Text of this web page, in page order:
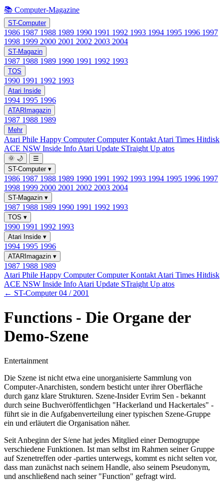
📚 Computer-Magazine
ST-Computer
1986 1987 1988 1989 1990 1991 1992 1993 1994 1995 1996 1997
1998 1999 2000 2001 2002 2003 2004
ST-Magazin
1987 1988 1989 1990 1991 1992 1993
TOS
1990 1991 1992 1993
Atari Inside
1994 1995 1996
ATARImagazin
1987 1988 1989
Mehr
Atari Phile Happy ComputerComputer Kontakt Atari Times Hitdisk
ACE NSW Inside Info Atari Update STraight Up atos
🌞 🌙
☰
ST-Computer ▾
1986 1987 1988 1989 1990 1991 1992 1993 1994 1995 1996 1997
1998 1999 2000 2001 2002 2003 2004
ST-Magazin ▾
1987 1988 1989 1990 1991 1992 1993
TOS ▾
1990 1991 1992 1993
Atari Inside ▾
1994 1995 1996
ATARImagazin ▾
1987 1988 1989
Atari Phile Happy ComputerComputer Kontakt Atari Times Hitdisk
ACE NSW Inside Info Atari Update STraight Up atos
← ST-Computer 04 / 2001
Functions - Die Organe der
Demo-Szene
Entertainment
Die Szene ist nicht etwa eine unorganisierte Sammlung von
Computer-Anarchisten, sondern besticht unter ihrer Oberfläche
durch ganz klare Strukturen. Szene-Insider Evrim Sen - bekannt
durch seine Buchveröffentlichgen "Hackerland und Hackertales" -
führt sie in die Aufgabenverteilung einer typischen Szene-Gruppe
ein und erläutert die Organisation näher.
Seit Anbeginn der S/ene hat jedes Mitglied einer Demogruppe
verschiedene Funktionen. Ist man selbst im Rahmen seiner Gruppe
auf Szenetreffen oder -parties unterwegs, kommt es nicht selten vor,
dass man zunächst nach seinem Handle, also seinem Pseudonym,
und anschließend nach seiner "Function" gefragt wird.